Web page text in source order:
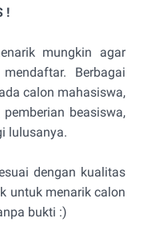
!
mungkin agar
Berbagai
calon mahasiswa,
beasiswa,
lulusanya.
dengan kualitas
untuk menarik calon
bukti :)